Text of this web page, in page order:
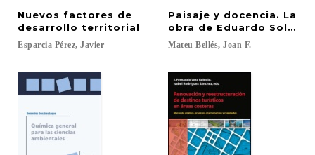
Nuevos factores de
desarrollo territorial
Esparcia Pérez, Javier
Paisaje y docencia. La
obra de Eduardo Soler y
Mateu Bellés, Joan F.